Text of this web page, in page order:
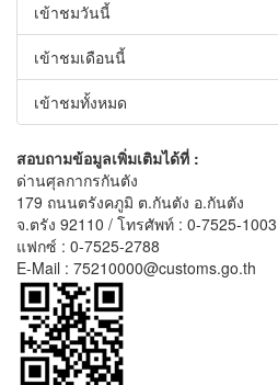
เข้าชมวันนี้
เข้าชมเดือนนี้
เข้าชมทั้งหมด
สอบถามข้อมูลเพิ่มเติมได้ที่ :
ด่านศุลกากรกันตัง
179 ถนนตรังคภูมิ ต.กันตัง อ.กันตัง
จ.ตรัง 92110 / โทรศัพท์ : 0-7525-
แฟกซ์ : 0-7525-2788
E-Mail : 75210000@customs.go.th